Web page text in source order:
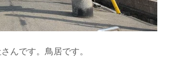
んです。鳥居です。